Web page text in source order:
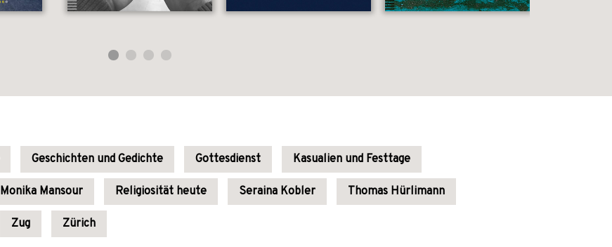
Geschichten und Gedichte Gottesdienst Kasualien und Festtage
Monika Mansour Religiosität heute Seraina Kobler Thomas Hürlimann
Zug Zürich